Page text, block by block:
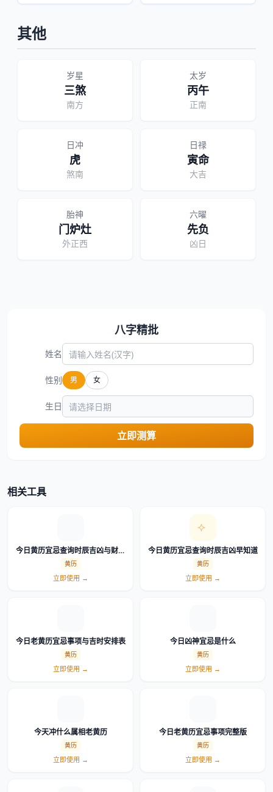
其他
岁星
三煞
南方
太岁
丙午
正南
日冲
虎
煞南
日禄
寅命
大吉
胎神
门炉灶
外正西
六曜
先负
凶日
八字精批
姓名
性别 男 女
生日
立即测算
相关工具
今日黄历宜忌查询时辰吉凶与财神
方位
黄历
立即使用 →
今日黄历宜忌查询时辰吉凶早知道
黄历
立即使用 →
今日老黄历宜忌事项与吉时安排表
黄历
立即使用 →
今日凶神宜忌是什么
黄历
立即使用 →
今天冲什么属相老黄历
黄历
立即使用 →
今日老黄历宜忌事项完整版
黄历
立即使用 →